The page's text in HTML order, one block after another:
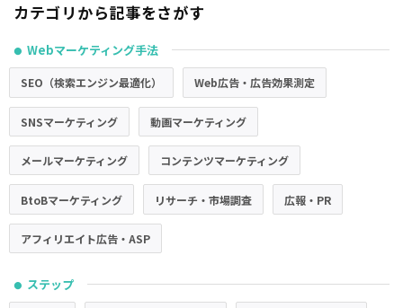
カテゴリから記事をさがす
● Webマーケティング手法
SEO（検索エンジン最適化） Web広告・広告効果測定
SNSマーケティング 動画マーケティング
メールマーケティング コンテンツマーケティング
BtoBマーケティング リサーチ・市場調査 広報・PR
アフィリエイト広告・ASP
● ステップ